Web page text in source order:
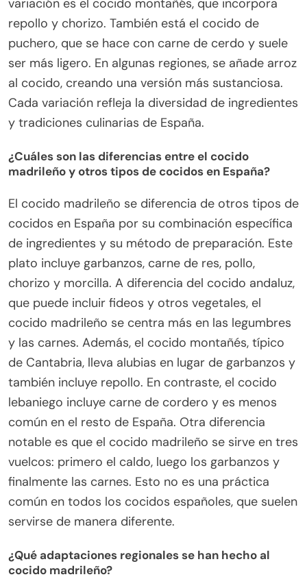
variación es el cocido montañés, que incorpora
repollo y chorizo. También está el cocido de
puchero, que se hace con carne de cerdo y suele
ser más ligero. En algunas regiones, se añade arroz
al cocido, creando una versión más sustanciosa.
Cada variación refleja la diversidad de ingredientes
y tradiciones culinarias de España.
¿Cuáles son las diferencias entre el cocido
madrileño y otros tipos de cocidos en España?
El cocido madrileño se diferencia de otros tipos de
cocidos en España por su combinación específica
de ingredientes y su método de preparación. Este
plato incluye garbanzos, carne de res, pollo,
chorizo y morcilla. A diferencia del cocido andaluz,
que puede incluir fideos y otros vegetales, el
cocido madrileño se centra más en las legumbres
y las carnes. Además, el cocido montañés, típico
de Cantabria, lleva alubias en lugar de garbanzos y
también incluye repollo. En contraste, el cocido
lebaniego incluye carne de cordero y es menos
común en el resto de España. Otra diferencia
notable es que el cocido madrileño se sirve en tres
vuelcos: primero el caldo, luego los garbanzos y
finalmente las carnes. Esto no es una práctica
común en todos los cocidos españoles, que suelen
servirse de manera diferente.
¿Qué adaptaciones regionales se han hecho al
cocido madrileño?